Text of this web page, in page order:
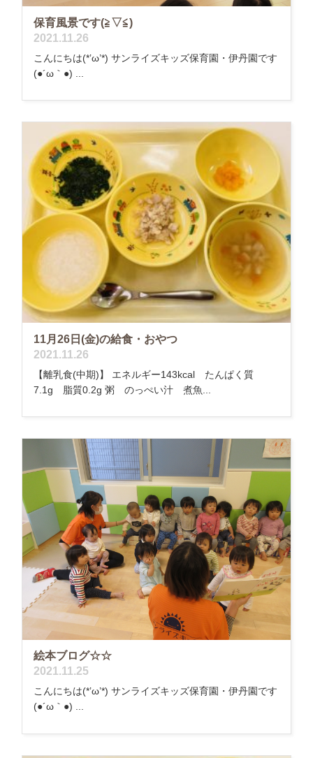
保育風景です(≧▽≦)
2021.11.26
こんにちは(*’ω’*) サンライズキッズ保育園・伊丹園です
(●´ω｀●) ...
11月26日(金)の給食・おやつ
2021.11.26
【離乳食(中期)】 エネルギー143kcal たんぱく質
7.1g 脂質0.2g 粥 のっぺい汁 煮魚...
絵本ブログ☆☆
2021.11.25
こんにちは(*’ω’*) サンライズキッズ保育園・伊丹園です
(●´ω｀●) ...